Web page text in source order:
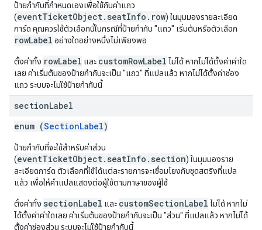
ป้ายกํากับที่กําหนดเองเพื่อใช้กับค่าแถว
(eventTicketObject.seatInfo.row) ในมุมมองรายละเอียด
การ์ด คุณควรใช้ตัวเลือกนี้ในกรณีที่ป้ายกำกับ "แถว" เริ่มต้นหรือตัวเลือก
rowLabel อย่างใดอย่างหนึ่งไม่เพียงพอ
ตั้งค่าทั้ง rowLabel และ customRowLabel ไม่ได้ หากไม่ได้ตั้งค่าค่าใด
เลย ค่าเริ่มต้นของป้ายกำกับจะเป็น "แถว" ที่แปลแล้ว หากไม่ได้ตั้งค่าช่อง
แถว ระบบจะไม่ใช้ป้ายกำกับนี้
sectionLabel
enum (SectionLabel)
ป้ายกำกับที่จะใช้สำหรับค่าส่วน
(eventTicketObject.seatInfo.section) ในมุมมองราย
ละเอียดการ์ด ตัวเลือกที่ใช้ได้แต่ละรายการจะเชื่อมโยงกับชุดสตริงที่แปล
แล้ว เพื่อให้คำแปลแสดงต่อผู้ใช้ตามภาษาของผู้ใช้
ตั้งค่าทั้ง sectionLabel และ customSectionLabel ไม่ได้ หากไม่
ได้ตั้งค่าค่าใดเลย ค่าเริ่มต้นของป้ายกำกับจะเป็น "ส่วน" ที่แปลแล้ว หากไม่ได้
ตั้งค่าช่องส่วน ระบบจะไม่ใช้ป้ายกำกับนี้